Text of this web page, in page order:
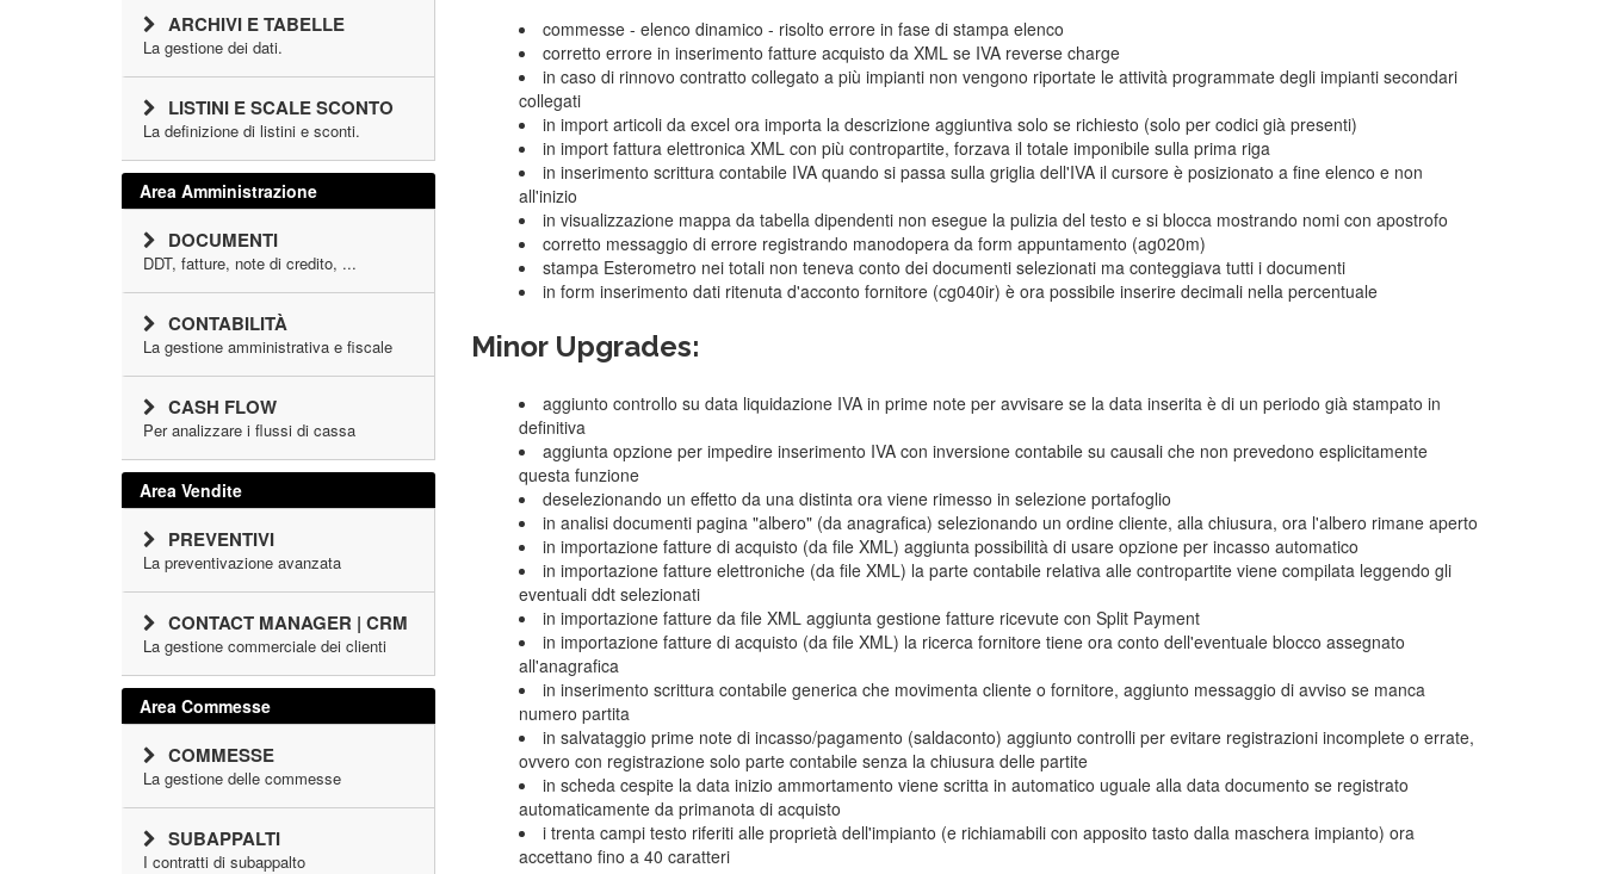
commesse - elenco dinamico - risolto errore in fase di stampa elenco
corretto errore in inserimento fatture acquisto da XML se IVA reverse charge
in caso di rinnovo contratto collegato a più impianti non vengono riportate le attività programmate degli impianti secondari
collegati
in import articoli da excel ora importa la descrizione aggiuntiva solo se richiesto (solo per codici già presenti)
in import fattura elettronica XML con più contropartite, forzava il totale imponibile sulla prima riga
in inserimento scrittura contabile IVA quando si passa sulla griglia dell'IVA il cursore è posizionato a fine elenco e non
all'inizio
in visualizzazione mappa da tabella dipendenti non esegue la pulizia del testo e si blocca mostrando nomi con apostrofo
corretto messaggio di errore registrando manodopera da form appuntamento (ag020m)
stampa Esterometro nei totali non teneva conto dei documenti selezionati ma conteggiava tutti i documenti
in form inserimento dati ritenuta d'acconto fornitore (cg040ir) è ora possibile inserire decimali nella percentuale
Minor Upgrades:
aggiunto controllo su data liquidazione IVA in prime note per avvisare se la data inserita è di un periodo già stampato in
definitiva
aggiunta opzione per impedire inserimento IVA con inversione contabile su causali che non prevedono esplicitamente
questa funzione
deselezionando un effetto da una distinta ora viene rimesso in selezione portafoglio
in analisi documenti pagina "albero" (da anagrafica) selezionando un ordine cliente, alla chiusura, ora l'albero rimane aperto
in importazione fatture di acquisto (da file XML) aggiunta possibilità di usare opzione per incasso automatico
in importazione fatture elettroniche (da file XML) la parte contabile relativa alle contropartite viene compilata leggendo gli
eventuali ddt selezionati
in importazione fatture da file XML aggiunta gestione fatture ricevute con Split Payment
in importazione fatture di acquisto (da file XML) la ricerca fornitore tiene ora conto dell'eventuale blocco assegnato
all'anagrafica
in inserimento scrittura contabile generica che movimenta cliente o fornitore, aggiunto messaggio di avviso se manca
numero partita
in salvataggio prime note di incasso/pagamento (saldaconto) aggiunto controlli per evitare registrazioni incomplete o errate,
ovvero con registrazione solo parte contabile senza la chiusura delle partite
in scheda cespite la data inizio ammortamento viene scritta in automatico uguale alla data documento se registrato
automaticamente da primanota di acquisto
i trenta campi testo riferiti alle proprietà dell'impianto (e richiamabili con apposito tasto dalla maschera impianto) ora
accettano fino a 40 caratteri
ARCHIVI E TABELLE
La gestione dei dati.
LISTINI E SCALE SCONTO
La definizione di listini e sconti.
Area Amministrazione
DOCUMENTI
DDT, fatture, note di credito, ...
CONTABILITÀ
La gestione amministrativa e fiscale
CASH FLOW
Per analizzare i flussi di cassa
Area Vendite
PREVENTIVI
La preventivazione avanzata
CONTACT MANAGER | CRM
La gestione commerciale dei clienti
Area Commesse
COMMESSE
La gestione delle commesse
SUBAPPALTI
I contratti di subappalto